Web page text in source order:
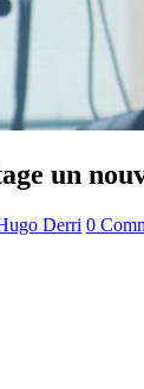
un
Derri 0